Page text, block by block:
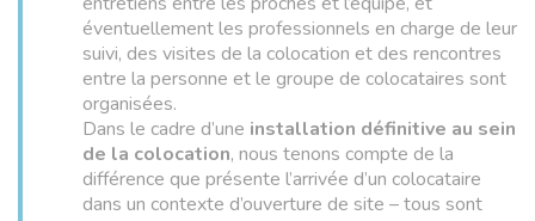
éventuellement les professionnels en charge de leur
suivi, des visites de la colocation et des rencontres
entre la personne et le groupe de colocataires sont
organisées.
Dans le cadre d’une installation définitive au sein
de la colocation, nous tenons compte de la
différence que présente l’arrivée d’un colocataire
dans un contexte d’ouverture de site – tous sont